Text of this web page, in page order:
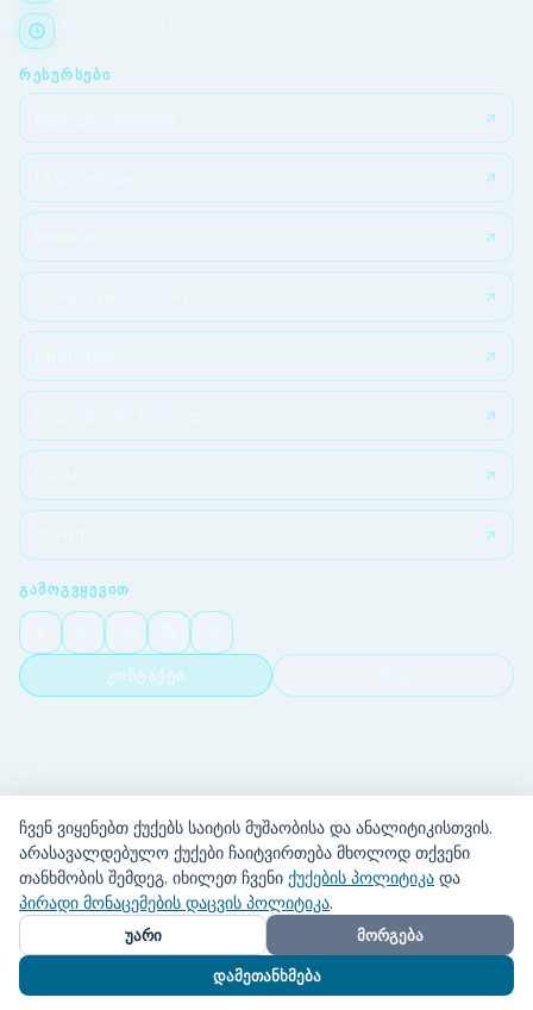
ᲠᲔᲡᲣᲠᲡᲔᲑᲘ
ᲒᲐᲛᲝᲒᲕᲧᲔᲕᲘᲗ
კონტაქტი
ჩვენ ვიყენებთ ქუქებს საიტის მუშაობისა და ანალიტიკისთვის.
არასავალდებულო ქუქები ჩაიტვირთება მხოლოდ თქვენი
თანხმობის შემდეგ. იხილეთ ჩვენი ქუქების პოლიტიკა და
პირადი მონაცემების დაცვის პოლიტიკა.
უარი მორგება
დამეთანხმება